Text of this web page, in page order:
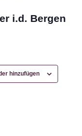
i.d. Bergen
hinzufügen